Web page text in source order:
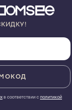
в соответствии сполитикой